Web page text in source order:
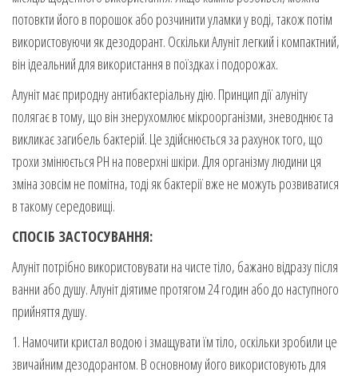
потовкти його в порошок або розчинити уламки у воді, також потім
використовуючи як дезодорант. Оскільки Алуніт легкий і компактний,
він ідеальний для використання в поїздках і подорожах.
Алуніт має природну антибактеріальну дію. Принцип дії алуніту
полягає в тому, що він знерухомлює мікроорганізми, зневоднює та
викликає загибель бактерій. Це здійснюється за рахунок того, що
трохи змінюється PH на поверхні шкіри. Для організму людини ця
зміна зовсім не помітна, тоді як бактерії вже не можуть розвиватися
в такому середовищі.
СПОСІБ ЗАСТОСУВАННЯ:
Алуніт потрібно використовувати на чисте тіло, бажано відразу після
ванни або душу. Алуніт діятиме протягом 24 годин або до наступного
прийняття душу.
1. Намочити кристал водою і змащувати їм тіло, оскільки зробили це
звичайним дезодорантом. В основному його використовують для